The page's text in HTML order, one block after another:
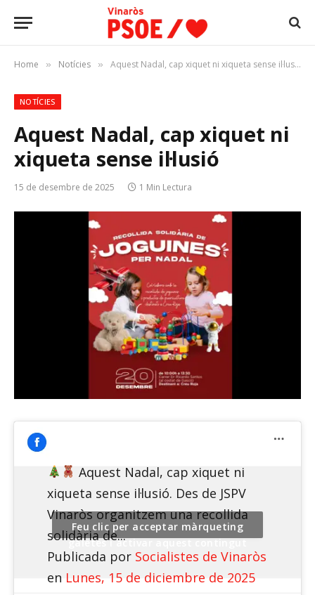
Home » Notícies » Aquest Nadal, cap xiquet ni xiqueta sense il·lusió
NOTÍCIES
Aquest Nadal, cap xiquet ni
xiqueta sense il·lusió
15 de desembre de 2025 1 Min Lectura
Aquest Nadal, cap xiquet ni
xiqueta sense il·lusió. Des de JSPV
Vinaròs organitzem una recollida
solidària de...
Publicada por Socialistes de Vinaròs
en Lunes, 15 de diciembre de 2025
Feu clic per acceptar màrqueting
galetes i activar aquest contingut